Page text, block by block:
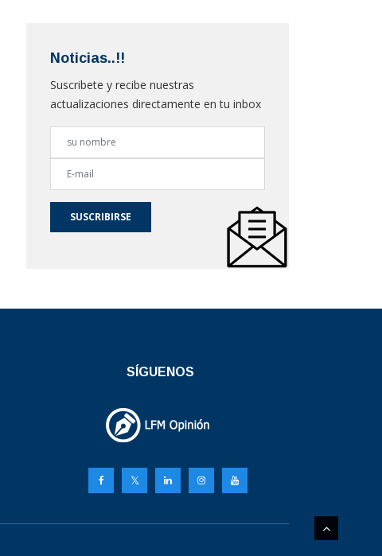
Noticias..!!
Suscribete y recibe nuestras
actualizaciones directamente en tu inbox
SUSCRIBIRSE
SÍGUENOS